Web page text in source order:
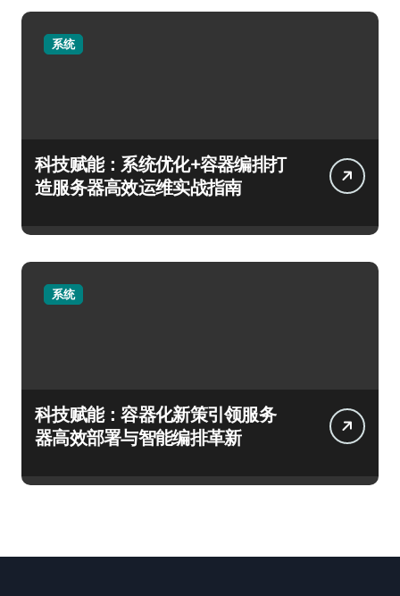
系统
科技赋能：系统优化+容器编排打
造服务器高效运维实战指南
系统
科技赋能：容器化新策引领服务
器高效部署与智能编排革新